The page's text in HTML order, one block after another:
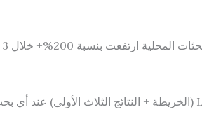
بنسبة 200%+ خلال 3 سنوات.